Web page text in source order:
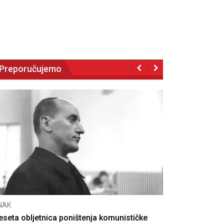
Preporučujemo
obljetnica poništenja komunističke